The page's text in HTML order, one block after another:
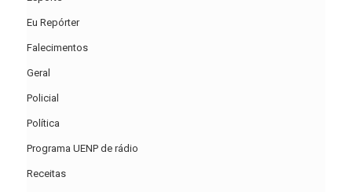
Eu Repórter
Falecimentos
Geral
Policial
Política
Programa UENP de rádio
Receitas